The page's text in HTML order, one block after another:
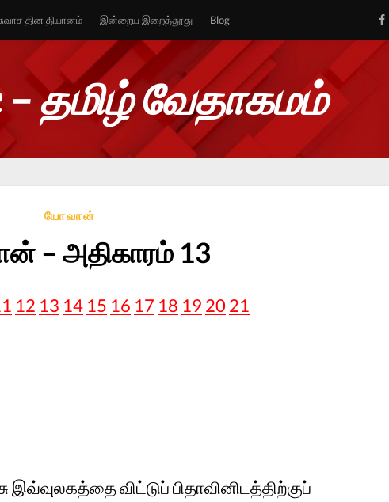
தின தியானம் இன்றைய இறைத்தூது Blog
– தமிழ் வேதாகமம்
யோவான்
– அதிகாரம் 13
12 13 14 15 16 17 18 19 20 21
விட்டுப் பிதாவினிடத்திற்குப்